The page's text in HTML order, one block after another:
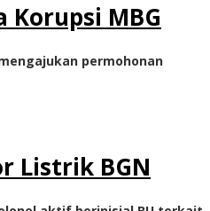
Korupsi MBG
permohonan
Listrik BGN